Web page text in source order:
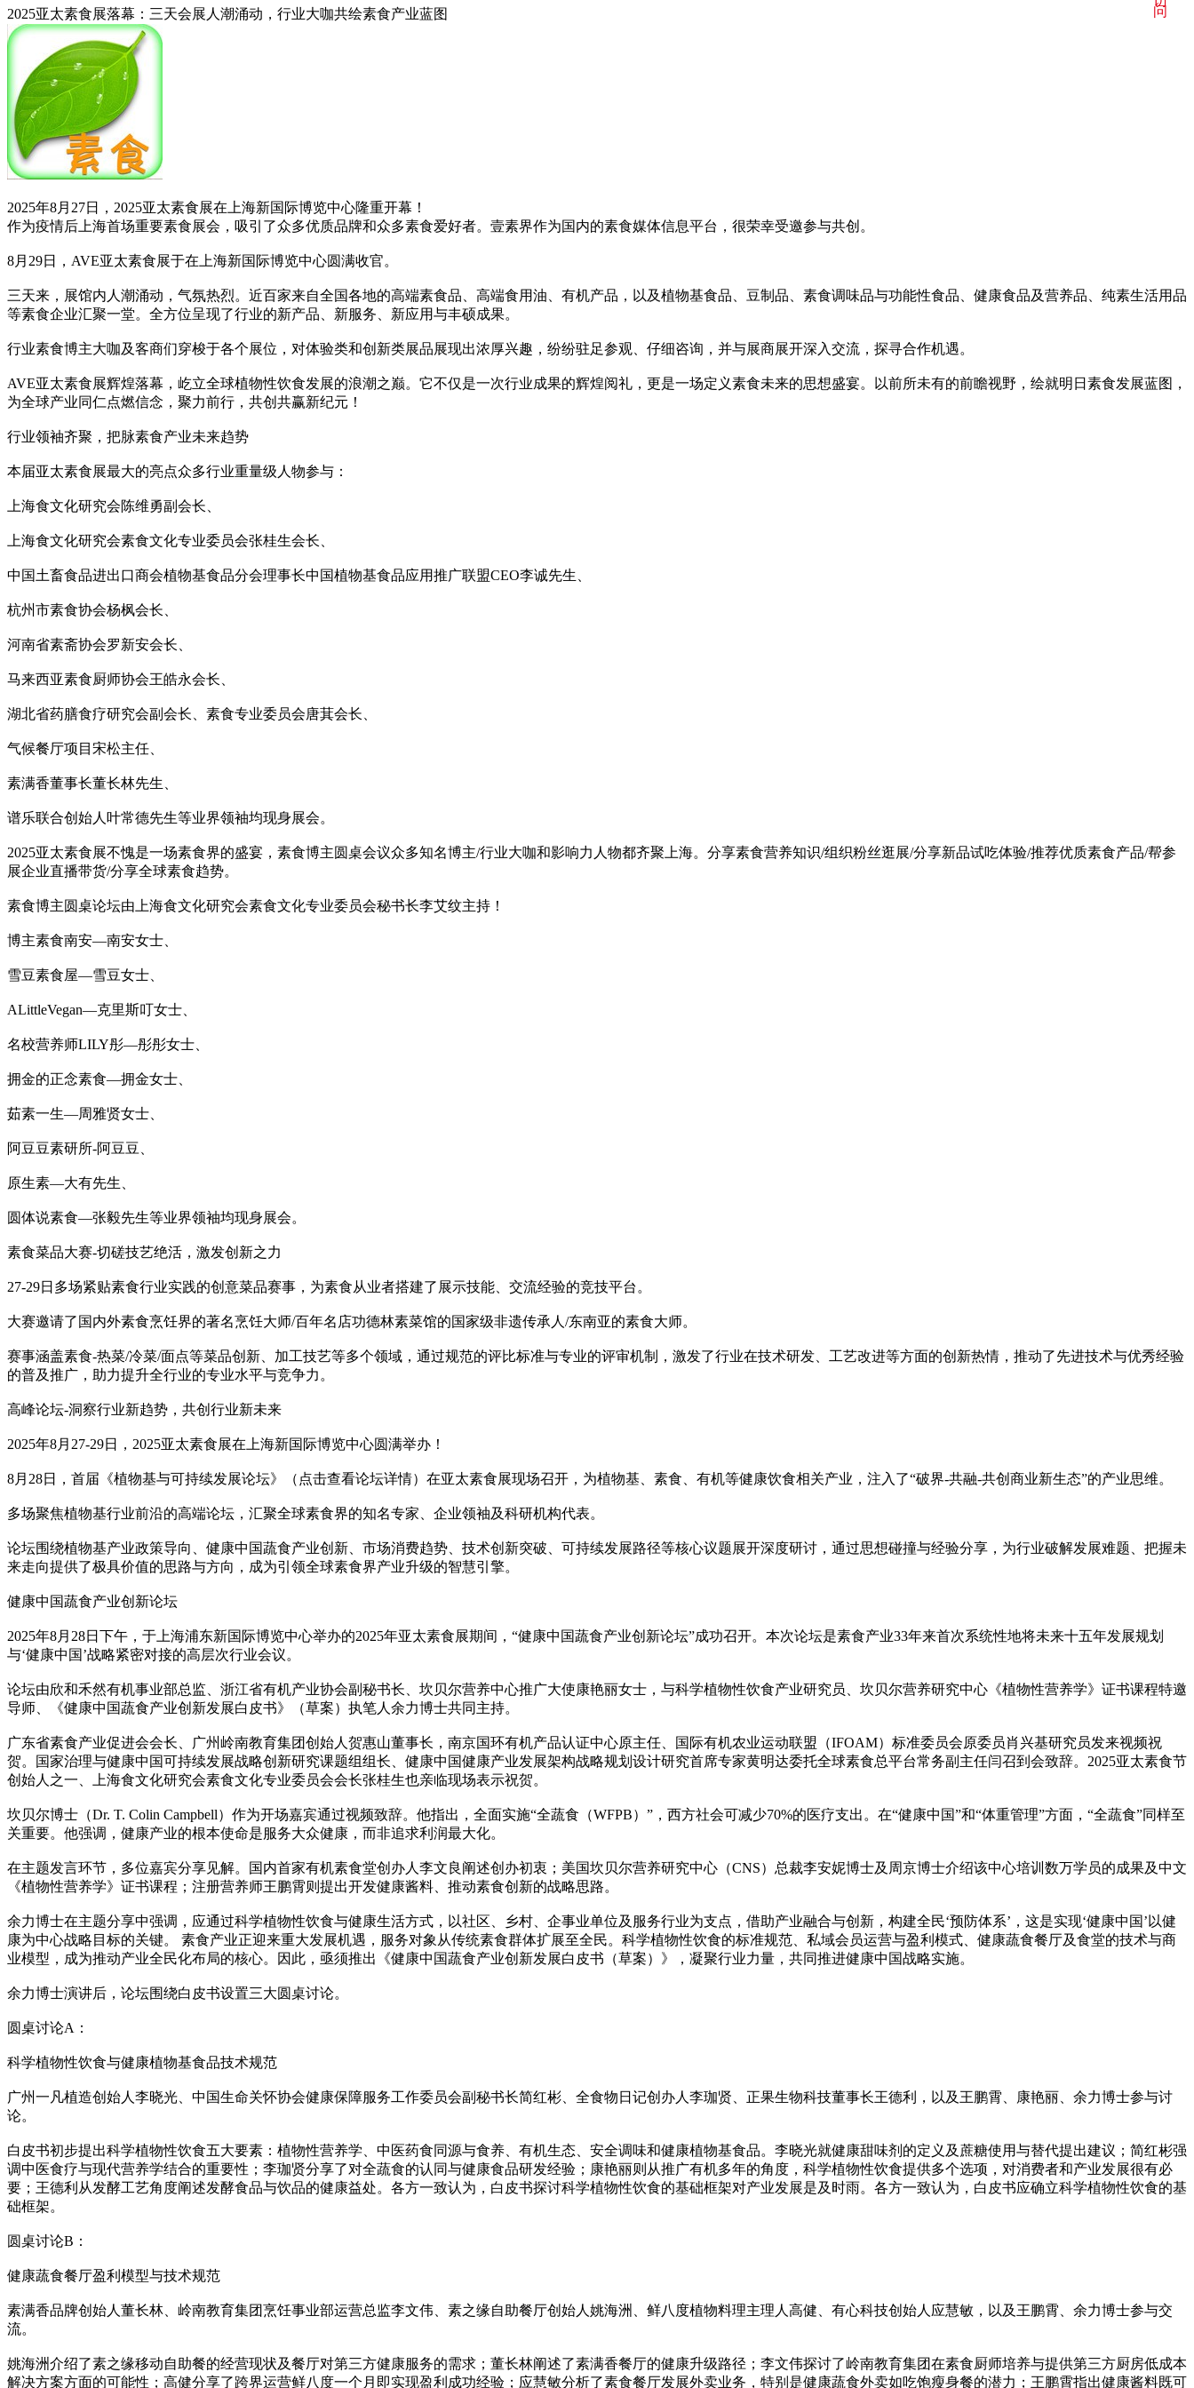
问
2025亚太素食展落幕：三天会展人潮涌动，行业大咖共绘素食产业蓝图
2025年8月27日，2025亚太素食展在上海新国际博览中心隆重开幕！
作为疫情后上海首场重要素食展会，吸引了众多优质品牌和众多素食爱好者。壹素界作为国内的素食媒体信息平台，很荣幸受邀参与共创。
8月29日，AVE亚太素食展于在上海新国际博览中心圆满收官。
三天来，展馆内人潮涌动，气氛热烈。近百家来自全国各地的高端素食品、高端食用油、有机产品，以及植物基食品、豆制品、素食调味品与功能性食品、健康食品及营养品、纯素生活用品
等素食企业汇聚一堂。全方位呈现了行业的新产品、新服务、新应用与丰硕成果。
行业素食博主大咖及客商们穿梭于各个展位，对体验类和创新类展品展现出浓厚兴趣，纷纷驻足参观、仔细咨询，并与展商展开深入交流，探寻合作机遇。
AVE亚太素食展辉煌落幕，屹立全球植物性饮食发展的浪潮之巅。它不仅是一次行业成果的辉煌阅礼，更是一场定义素食未来的思想盛宴。以前所未有的前瞻视野，绘就明日素食发展蓝图，
为全球产业同仁点燃信念，聚力前行，共创共赢新纪元！
行业领袖齐聚，把脉素食产业未来趋势
本届亚太素食展最大的亮点众多行业重量级人物参与：
上海食文化研究会陈维勇副会长、
上海食文化研究会素食文化专业委员会张桂生会长、
中国土畜食品进出口商会植物基食品分会理事长中国植物基食品应用推广联盟CEO李诚先生、
杭州市素食协会杨枫会长、
河南省素斋协会罗新安会长、
马来西亚素食厨师协会王皓永会长、
湖北省药膳食疗研究会副会长、素食专业委员会唐萁会长、
气候餐厅项目宋松主任、
素满香董事长董长林先生、
谱乐联合创始人叶常德先生等业界领袖均现身展会。
2025亚太素食展不愧是一场素食界的盛宴，素食博主圆桌会议众多知名博主/行业大咖和影响力人物都齐聚上海。分享素食营养知识/组织粉丝逛展/分享新品试吃体验/推荐优质素食产品/帮参
展企业直播带货/分享全球素食趋势。
素食博主圆桌论坛由上海食文化研究会素食文化专业委员会秘书长李艾纹主持！
博主素食南安—南安女士、
雪豆素食屋—雪豆女士、
ALittleVegan—克里斯叮女士、
名校营养师LILY彤—彤彤女士、
拥金的正念素食—拥金女士、
茹素一生—周雅贤女士、
阿豆豆素研所-阿豆豆、
原生素—大有先生、
圆体说素食—张毅先生等业界领袖均现身展会。
素食菜品大赛-切磋技艺绝活，激发创新之力
27-29日多场紧贴素食行业实践的创意菜品赛事，为素食从业者搭建了展示技能、交流经验的竞技平台。
大赛邀请了国内外素食烹饪界的著名烹饪大师/百年名店功德林素菜馆的国家级非遗传承人/东南亚的素食大师。
赛事涵盖素食-热菜/冷菜/面点等菜品创新、加工技艺等多个领域，通过规范的评比标准与专业的评审机制，激发了行业在技术研发、工艺改进等方面的创新热情，推动了先进技术与优秀经验
的普及推广，助力提升全行业的专业水平与竞争力。
高峰论坛-洞察行业新趋势，共创行业新未来
2025年8月27-29日，2025亚太素食展在上海新国际博览中心圆满举办！
8月28日，首届《植物基与可持续发展论坛》（点击查看论坛详情）在亚太素食展现场召开，为植物基、素食、有机等健康饮食相关产业，注入了“破界-共融-共创商业新生态”的产业思维。
多场聚焦植物基行业前沿的高端论坛，汇聚全球素食界的知名专家、企业领袖及科研机构代表。
论坛围绕植物基产业政策导向、健康中国蔬食产业创新、市场消费趋势、技术创新突破、可持续发展路径等核心议题展开深度研讨，通过思想碰撞与经验分享，为行业破解发展难题、把握未
来走向提供了极具价值的思路与方向，成为引领全球素食界产业升级的智慧引擎。
健康中国蔬食产业创新论坛
2025年8月28日下午，于上海浦东新国际博览中心举办的2025年亚太素食展期间，“健康中国蔬食产业创新论坛”成功召开。本次论坛是素食产业33年来首次系统性地将未来十五年发展规划
与‘健康中国’战略紧密对接的高层次行业会议。
论坛由欣和禾然有机事业部总监、浙江省有机产业协会副秘书长、坎贝尔营养中心推广大使康艳丽女士，与科学植物性饮食产业研究员、坎贝尔营养研究中心《植物性营养学》证书课程特邀
导师、《健康中国蔬食产业创新发展白皮书》（草案）执笔人余力博士共同主持。
广东省素食产业促进会会长、广州岭南教育集团创始人贺惠山董事长，南京国环有机产品认证中心原主任、国际有机农业运动联盟（IFOAM）标准委员会原委员肖兴基研究员发来视频祝
贺。国家治理与健康中国可持续发展战略创新研究课题组组长、健康中国健康产业发展架构战略规划设计研究首席专家黄明达委托全球素食总平台常务副主任闫召到会致辞。2025亚太素食节
创始人之一、上海食文化研究会素食文化专业委员会会长张桂生也亲临现场表示祝贺。
坎贝尔博士（Dr. T. Colin Campbell）作为开场嘉宾通过视频致辞。他指出，全面实施“全蔬食（WFPB）”，西方社会可减少70%的医疗支出。在“健康中国”和“体重管理”方面，“全蔬食”同样至
关重要。他强调，健康产业的根本使命是服务大众健康，而非追求利润最大化。
在主题发言环节，多位嘉宾分享见解。国内首家有机素食堂创办人李文良阐述创办初衷；美国坎贝尔营养研究中心（CNS）总裁李安妮博士及周京博士介绍该中心培训数万学员的成果及中文
《植物性营养学》证书课程；注册营养师王鹏霄则提出开发健康酱料、推动素食创新的战略思路。
余力博士在主题分享中强调，应通过科学植物性饮食与健康生活方式，以社区、乡村、企事业单位及服务行业为支点，借助产业融合与创新，构建全民‘预防体系’，这是实现‘健康中国’以健
康为中心战略目标的关键。 素食产业正迎来重大发展机遇，服务对象从传统素食群体扩展至全民。科学植物性饮食的标准规范、私域会员运营与盈利模式、健康蔬食餐厅及食堂的技术与商
业模型，成为推动产业全民化布局的核心。因此，亟须推出《健康中国蔬食产业创新发展白皮书（草案）》，凝聚行业力量，共同推进健康中国战略实施。
余力博士演讲后，论坛围绕白皮书设置三大圆桌讨论。
圆桌讨论A：
科学植物性饮食与健康植物基食品技术规范
广州一凡植造创始人李晓光、中国生命关怀协会健康保障服务工作委员会副秘书长简红彬、全食物日记创办人李珈贤、正果生物科技董事长王德利，以及王鹏霄、康艳丽、余力博士参与讨
论。
白皮书初步提出科学植物性饮食五大要素：植物性营养学、中医药食同源与食养、有机生态、安全调味和健康植物基食品。李晓光就健康甜味剂的定义及蔗糖使用与替代提出建议；简红彬强
调中医食疗与现代营养学结合的重要性；李珈贤分享了对全蔬食的认同与健康食品研发经验；康艳丽则从推广有机多年的角度，科学植物性饮食提供多个选项，对消费者和产业发展很有必
要；王德利从发酵工艺角度阐述发酵食品与饮品的健康益处。各方一致认为，白皮书探讨科学植物性饮食的基础框架对产业发展是及时雨。各方一致认为，白皮书应确立科学植物性饮食的基
础框架。
圆桌讨论B：
健康蔬食餐厅盈利模型与技术规范
素满香品牌创始人董长林、岭南教育集团烹饪事业部运营总监李文伟、素之缘自助餐厅创始人姚海洲、鲜八度植物料理主理人高健、有心科技创始人应慧敏，以及王鹏霄、余力博士参与交
流。
姚海洲介绍了素之缘移动自助餐的经营现状及餐厅对第三方健康服务的需求；董长林阐述了素满香餐厅的健康升级路径；李文伟探讨了岭南教育集团在素食厨师培养与提供第三方厨房低成本
解决方案方面的可能性；高健分享了跨界运营鲜八度一个月即实现盈利成功经验；应慧敏分析了素食餐厅发展外卖业务，特别是健康蔬食外卖如吃饱瘦身餐的潜力；王鹏霄指出健康酱料既可